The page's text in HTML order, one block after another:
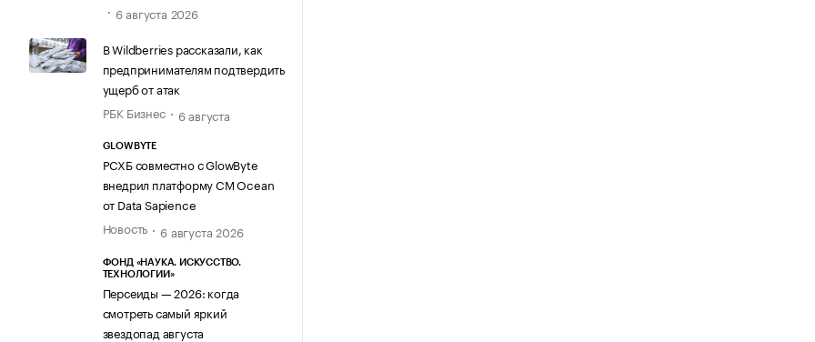
6 августа 2026
В Wildberries рассказали, как
предпринимателям подтвердить
ущерб от атак
РБК Бизнес
6 августа
GLOWBYTE
РСХБ совместно с GlowByte
внедрил платформу CM Ocean
от Data Sapience
Новость
6 августа 2026
ФОНД «НАУКА. ИСКУССТВО.
ТЕХНОЛОГИИ»
Персеиды — 2026: когда
смотреть самый яркий
звездопад августа